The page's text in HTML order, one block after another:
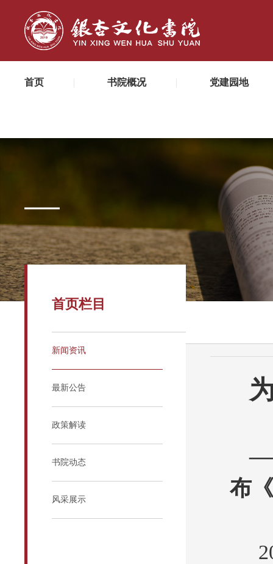
首页 书院概况 党建园地
首页栏目
新闻资讯
最新公告
政策解读
书院动态
风采展示
布